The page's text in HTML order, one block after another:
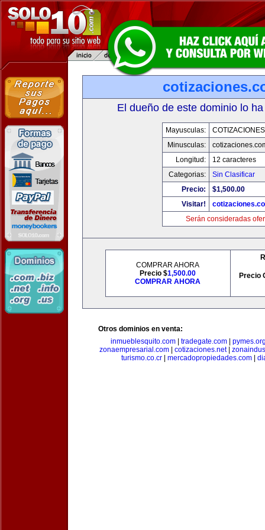
El dueño de este dominio lo
Mayusculas:
Minusculas:
Longitud:
12 caracteres
Categorias:
Sin Clasificar
Precio:
$1,500.00
Visitar!
Serán consideradas
COMPRAR AHORA
Precio $1,500.00
COMPRAR AHORA
Precio
Otros dominios en venta:
inmueblesquito.com
tradegate.com
zonaempresarial.com| cotizaciones.net|
turismo.co.cr| mercadopropiedades.com|